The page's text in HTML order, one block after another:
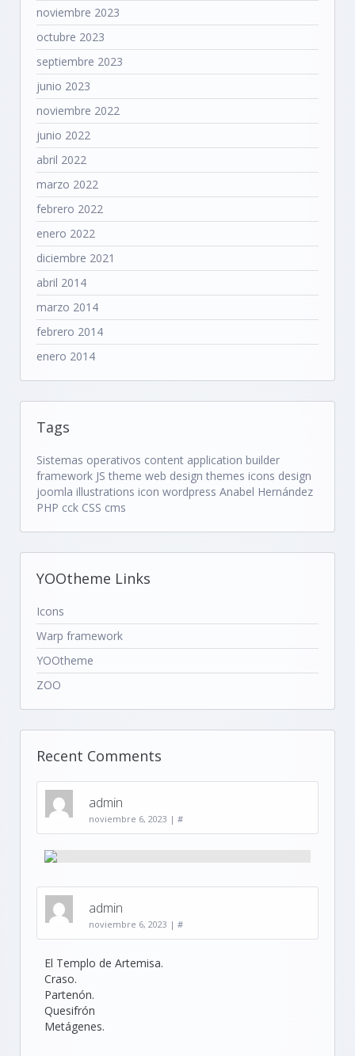
noviembre 2023
octubre 2023
septiembre 2023
junio 2023
noviembre 2022
junio 2022
abril 2022
marzo 2022
febrero 2022
enero 2022
diciembre 2021
abril 2014
marzo 2014
febrero 2014
enero 2014
Tags
Sistemas operativos content application builder
framework JS theme web design themes icons design
joomla illustrations icon wordpress Anabel Hernández
PHP cck CSS cms
YOOtheme Links
Icons
Warp framework
YOOtheme
ZOO
Recent Comments
admin
noviembre 6, 2023 | #
admin
noviembre 6, 2023 | #
El Templo de Artemisa.
Craso.
Partenón.
Quesifrón
Metágenes.